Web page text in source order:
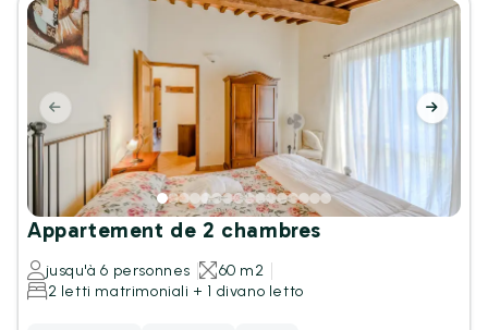
Appartement de 2 chambres
jusqu'à 6 personnes
60 m2
2 letti matrimoniali + 1 divano letto